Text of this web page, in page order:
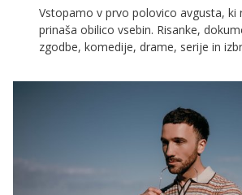
Vstopamo v prvo polovico avgusta, ki
prinaša obilico vsebin. Risanke,
zgodbe, komedije, drame, serije in
Lea Mihevc in ostali vas v prihodnjih